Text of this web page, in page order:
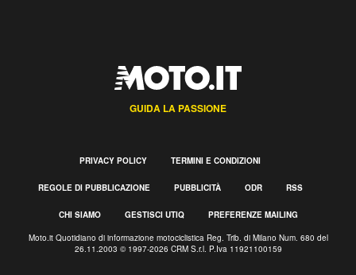
GUIDA LA PASSIONE
PRIVACY POLICY TERMINI E CONDIZIONI
REGOLE DI PUBBLICAZIONE PUBBLICITÀ ODR RSS
CHI SIAMO GESTISCI UTIQ PREFERENZE MAILING
Moto.it Quotidiano di informazione motociclistica Reg. Trib. di Milano Num. 680 del
26.11.2003 © 1997-2026 CRM S.r.l. P.Iva 11921100159